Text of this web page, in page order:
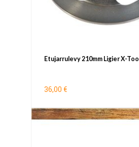
Etujarrulevy 210mm Ligier X-Too
36,00 €